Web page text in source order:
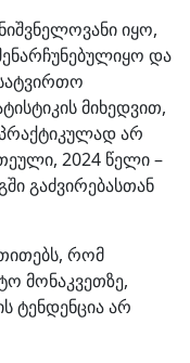
იყო,
და
მიხედვით,
არ
2024 წელი –
გაძვირებასთან
რომ
მონაკვეთზე,
ტენდენცია არ